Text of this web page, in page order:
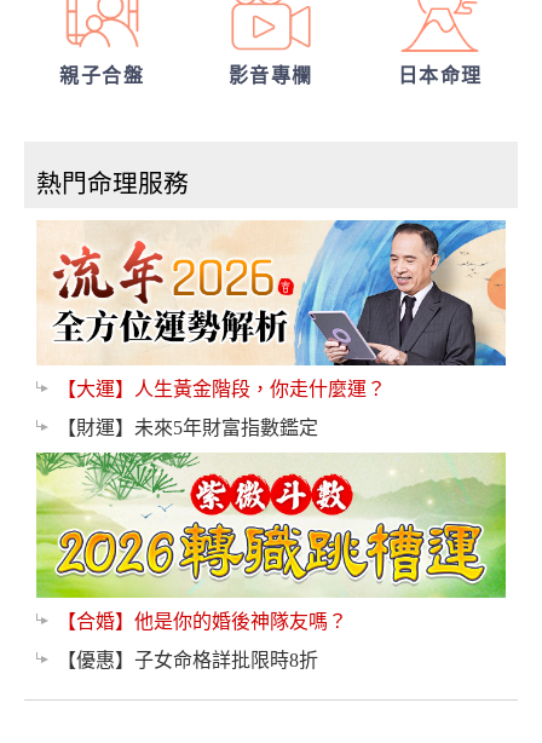
親子合盤 影音專欄 日本命理
熱門命理服務
【大運】人生黃金階段，你走什麼運？
【財運】未來5年財富指數鑑定
【合婚】他是你的婚後神隊友嗎？
【優惠】子女命格詳批限時8折